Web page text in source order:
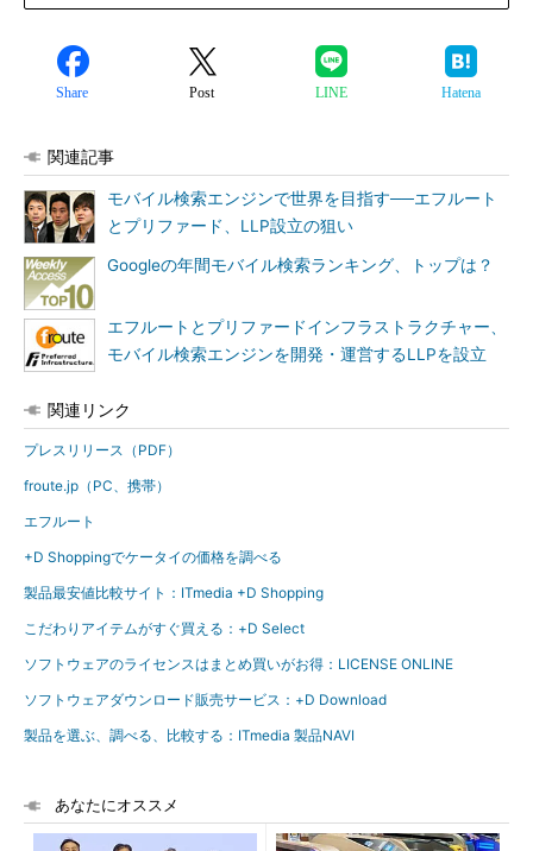
Share Post LINE Hatena
関連記事
モバイル検索エンジンで世界を目指す──エフルート
とプリファード、LLP設立の狙い
Googleの年間モバイル検索ランキング、トップは？
エフルートとプリファードインフラストラクチャー、
モバイル検索エンジンを開発・運営するLLPを設立
関連リンク
プレスリリース（PDF）
froute.jp（PC、携帯）
エフルート
+D Shoppingでケータイの価格を調べる
製品最安値比較サイト：ITmedia +D Shopping
こだわりアイテムがすぐ買える：+D Select
ソフトウェアのライセンスはまとめ買いがお得：LICENSE ONLINE
ソフトウェアダウンロード販売サービス：+D Download
製品を選ぶ、調べる、比較する：ITmedia 製品NAVI
あなたにオススメ